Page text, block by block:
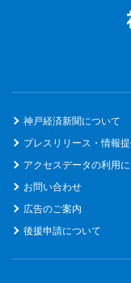
神戸経済新聞について
プレスリリース・情報
アクセスデータの利用
お問い合わせ
広告のご案内
後援申請について